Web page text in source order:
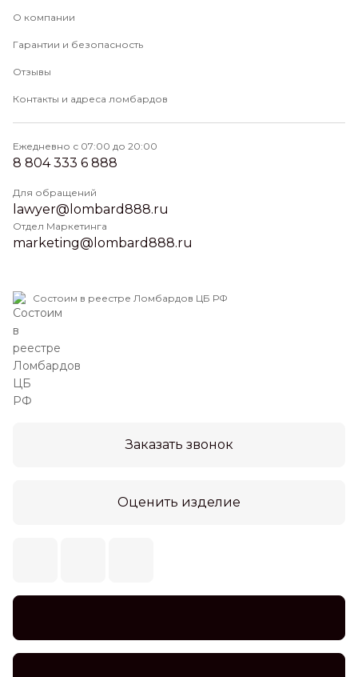
О компании
Гарантии и безопасность
Отзывы
Контакты и адреса ломбардов
Ежедневно с 07:00 до 20:00
8 804 333 6 888
Для обращений
lawyer@lombard888.ru
Отдел Маркетинга
marketing@lombard888.ru
Состоим в реестре Ломбардов ЦБ РФ
Заказать звонок
Оценить изделие